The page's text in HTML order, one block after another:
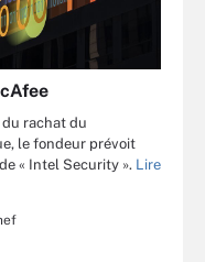
rachat du
le fondeur prévoit
« Intel Security ». Lire